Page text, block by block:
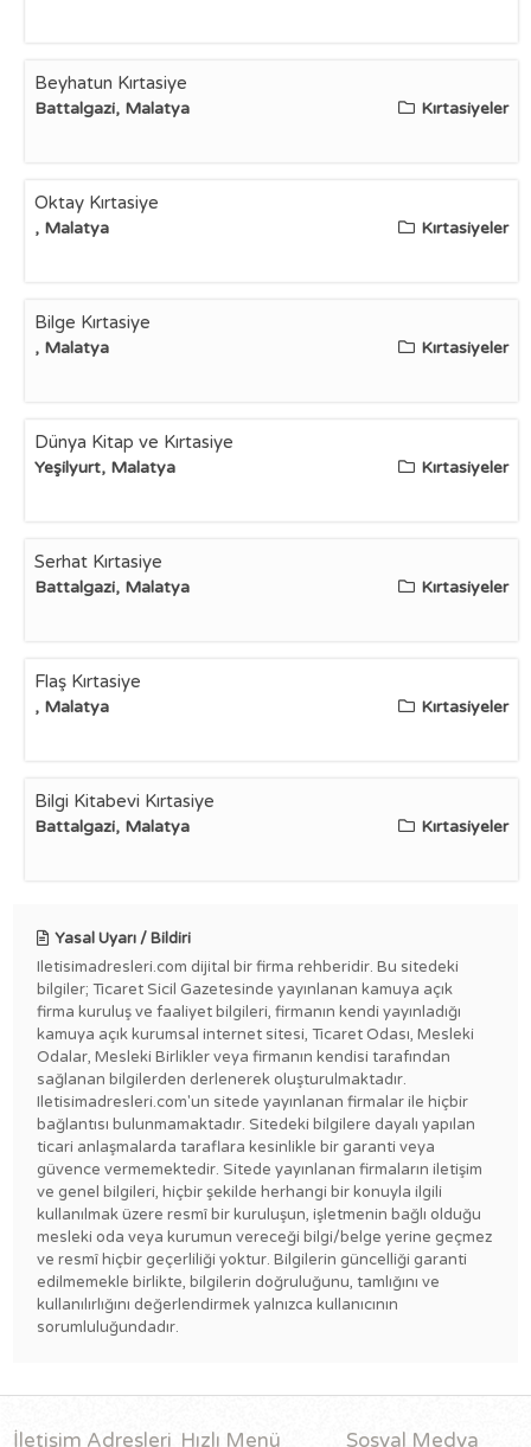
Beyhatun Kırtasiye
Battalgazi, Malatya Kırtasiyeler
Oktay Kırtasiye
, Malatya Kırtasiyeler
Bilge Kırtasiye
, Malatya Kırtasiyeler
Dünya Kitap ve Kırtasiye
Yeşilyurt, Malatya Kırtasiyeler
Serhat Kırtasiye
Battalgazi, Malatya Kırtasiyeler
Flaş Kırtasiye
, Malatya Kırtasiyeler
Bilgi Kitabevi Kırtasiye
Battalgazi, Malatya Kırtasiyeler
Yasal Uyarı / Bildiri
Iletisimadresleri.com dijital bir firma rehberidir. Bu sitedeki
bilgiler; Ticaret Sicil Gazetesinde yayınlanan kamuya açık
firma kuruluş ve faaliyet bilgileri, firmanın kendi yayınladığı
kamuya açık kurumsal internet sitesi, Ticaret Odası, Mesleki
Odalar, Mesleki Birlikler veya firmanın kendisi tarafından
sağlanan bilgilerden derlenerek oluşturulmaktadır.
Iletisimadresleri.com'un sitede yayınlanan firmalar ile hiçbir
bağlantısı bulunmamaktadır. Sitedeki bilgilere dayalı yapılan
ticari anlaşmalarda taraflara kesinlikle bir garanti veya
güvence vermemektedir. Sitede yayınlanan firmaların iletişim
ve genel bilgileri, hiçbir şekilde herhangi bir konuyla ilgili
kullanılmak üzere resmî bir kuruluşun, işletmenin bağlı olduğu
mesleki oda veya kurumun vereceği bilgi/belge yerine geçmez
ve resmî hiçbir geçerliliği yoktur. Bilgilerin güncelliği garanti
edilmemekle birlikte, bilgilerin doğruluğunu, tamlığını ve
kullanılırlığını değerlendirmek yalnızca kullanıcının
sorumluluğundadır.
İletişim Adresleri Hızlı Menü Sosyal Medya